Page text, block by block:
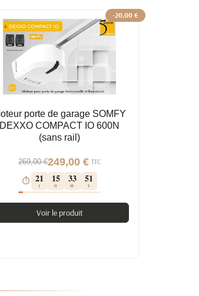
-20,00 €
porte de garage SOMFY
DEXXO COMPACT IO 600N
(sans rail)
269,00 €249,00 € TTC
⏱ 21
J
15
H
33
M
50
S
Voir le produit